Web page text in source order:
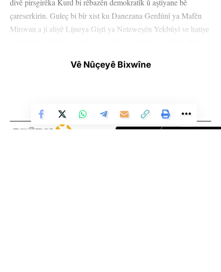
divê pirsgirêka Kurd bi rêbazên demokratîk û aştiyane bê
çareserkirin. Guleç bi bîr xist ku Danezana Gerdûnî ya Mafên
Mirovan a ji aliyê Lijneya Giştî ya Neteweyên Yekbûyî ve hatiye
civaka navneteweyî bêhtir hestiyartir be. Guleç bal kişand ser
kirin. Em hêvî dikin ku civaka navneteweyî û hêzên rojavayî
cidî nêzîk bibin û ji bo zirar negihêje sivîlan gavên pêwîst
Vê Nûçeyê Bixwîne